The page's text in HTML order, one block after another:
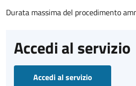
Durata massima del procedimento
Accedi al servizio
Accedi al servizio